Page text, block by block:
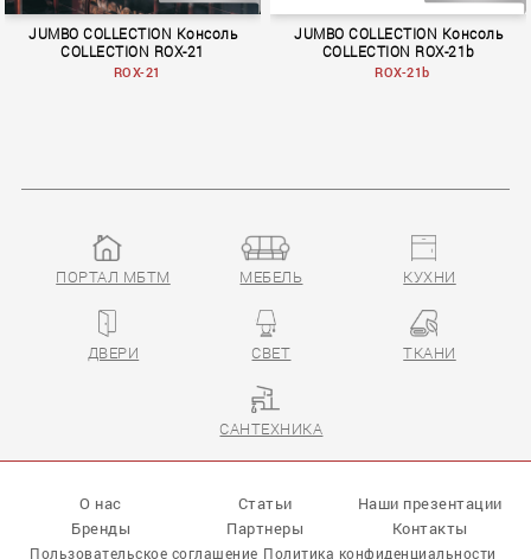
Rendez–Vous
JUMBO COLLECTION Консоль
COLLECTION ROX-21
ROX-21
Rendez–Vous
JUMBO COLLECTION Консоль
COLLECTION ROX-21b
ROX-21b
ПОРТАЛ МБТМ МЕБЕЛЬ КУХНИ
ДВЕРИ СВЕТ ТКАНИ
САНТЕХНИКА
О нас Статьи
Наши презентации
Бренды
Партнеры Контакты
Пользовательское соглашение Политика конфиденциальности